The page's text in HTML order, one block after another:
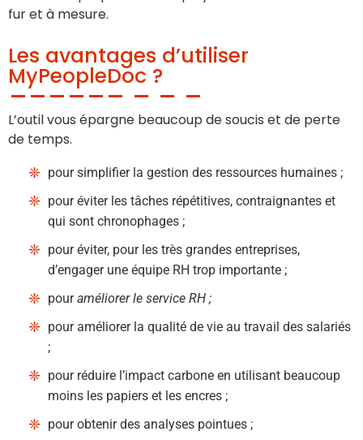
fur et à mesure.
Les avantages d’utiliser
MyPeopleDoc ?
L’outil vous épargne beaucoup de soucis et de perte
de temps.
pour simplifier la gestion des ressources humaines ;
pour éviter les tâches répétitives, contraignantes et
qui sont chronophages ;
pour éviter, pour les très grandes entreprises,
d’engager une équipe RH trop importante ;
pouraméliorer le service RH ;
pour améliorer la qualité de vie au travail des salariés
;
pour réduire l’impact carbone en utilisant beaucoup
moins les papiers et les encres ;
pour obtenir des analyses pointues ;